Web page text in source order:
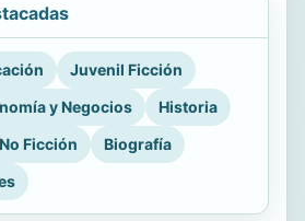
Juvenil Ficción
y Negocios
Historia
Ficción
Biografía